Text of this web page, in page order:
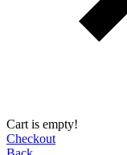
Cart is empty!
Checkout